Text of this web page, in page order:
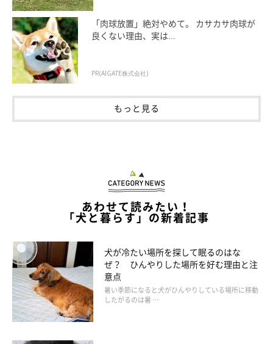
もう一度書くが、この遊びのいったい何が楽しいのだろう。もし
かして、遊んであげていると思っているのは私の勘違いで、大吉
は私の遊びに付き合ってあげているという感覚なのだろうか？そ
みると、大吉と私をよそにひとりで黄昏れている福助に気が付い
た。思わず「お前、何やってんねん……」と突っ込んだ。
「肉球放置」絶対やめて。 カサカサ肉球が
良くない理由、実は...
PR(AIGATE株式会社)
もっと見る
あわせて読みたい！
「犬と暮らす」の新着記事
犬が冷たい場所を探して眠るのはな
ぜ？ ひんやりした場所を好む理由と注
意点
暑い季節になると犬がひんやりしている場所に移動
したがるのは暑 …